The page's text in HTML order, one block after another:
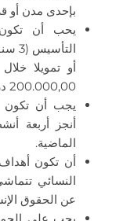
بإحدى مدن أو
يحب أن تكون
أو تمويلا
200.000,00 درهم.
يجب أن تكون
أنجز أربعة
الماضية.
أن تكون أهداف
النسائي
عن الحقوق
يجب على